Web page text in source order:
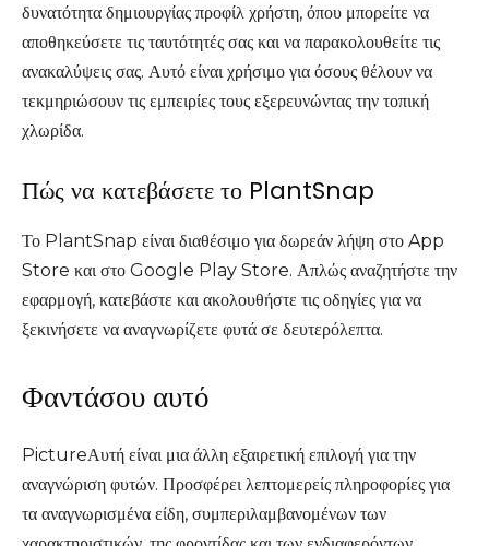
δυνατότητα δημιουργίας προφίλ χρήστη, όπου μπορείτε να
αποθηκεύσετε τις ταυτότητές σας και να παρακολουθείτε τις
ανακαλύψεις σας. Αυτό είναι χρήσιμο για όσους θέλουν να
τεκμηριώσουν τις εμπειρίες τους εξερευνώντας την τοπική
χλωρίδα.
Πώς να κατεβάσετε το PlantSnap
Το PlantSnap είναι διαθέσιμο για δωρεάν λήψη στο App
Store και στο Google Play Store. Απλώς αναζητήστε την
εφαρμογή, κατεβάστε και ακολουθήστε τις οδηγίες για να
ξεκινήσετε να αναγνωρίζετε φυτά σε δευτερόλεπτα.
Φαντάσου αυτό
PictureΑυτή είναι μια άλλη εξαιρετική επιλογή για την
αναγνώριση φυτών. Προσφέρει λεπτομερείς πληροφορίες για
τα αναγνωρισμένα είδη, συμπεριλαμβανομένων των